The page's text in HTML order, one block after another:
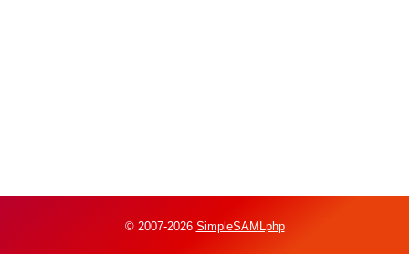
© 2007-2026 SimpleSAMLphp